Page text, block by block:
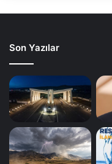
Son Yazılar